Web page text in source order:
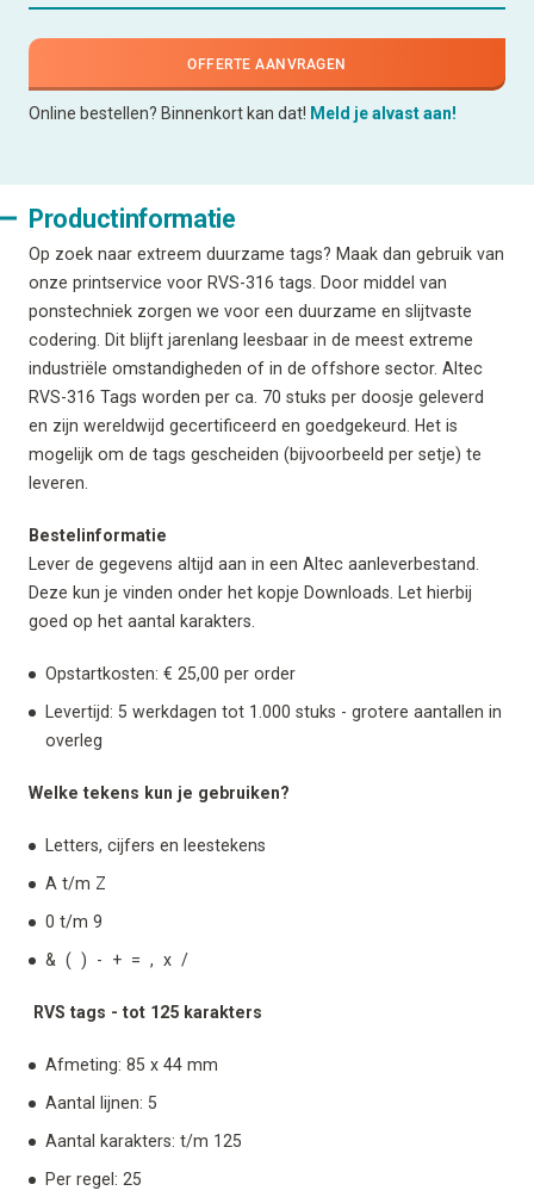
OFFERTE AANVRAGEN
Online bestellen? Binnenkort kan dat! Meld je alvast aan!
Productinformatie
Op zoek naar extreem duurzame tags? Maak dan gebruik van
onze printservice voor RVS-316 tags. Door middel van
ponstechniek zorgen we voor een duurzame en slijtvaste
codering. Dit blijft jarenlang leesbaar in de meest extreme
industriële omstandigheden of in de offshore sector. Altec
RVS-316 Tags worden per ca. 70 stuks per doosje geleverd
en zijn wereldwijd gecertificeerd en goedgekeurd. Het is
mogelijk om de tags gescheiden (bijvoorbeeld per setje) te
leveren.
Bestelinformatie
Lever de gegevens altijd aan in een Altec aanleverbestand.
Deze kun je vinden onder het kopje Downloads. Let hierbij
goed op het aantal karakters.
Opstartkosten: € 25,00 per order
Levertijd: 5 werkdagen tot 1.000 stuks - grotere aantallen in
overleg
Welke tekens kun je gebruiken?
Letters, cijfers en leestekens
A t/m Z
0 t/m 9
& ( ) - + = , x /
RVS tags - tot 125 karakters
Afmeting: 85 x 44 mm
Aantal lijnen: 5
Aantal karakters: t/m 125
Per regel: 25